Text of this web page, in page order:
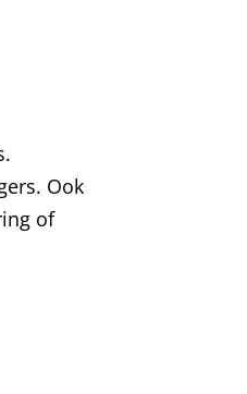
Ook
of